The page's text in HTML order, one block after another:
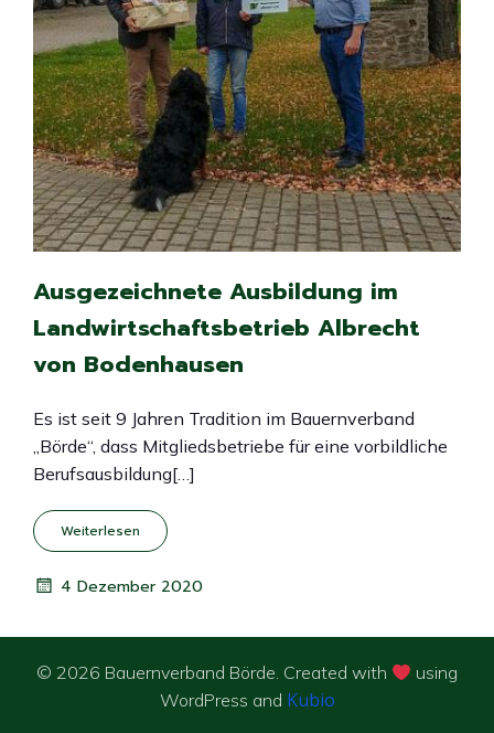
Ausgezeichnete Ausbildung im
Landwirtschaftsbetrieb Albrecht
von Bodenhausen
Es ist seit 9 Jahren Tradition im Bauernverband
„Börde“, dass Mitgliedsbetriebe für eine vorbildliche
Berufsausbildung[…]
Weiterlesen
4 Dezember 2020
© 2026 Bauernverband Börde. Created with
using
WordPress and Kubio